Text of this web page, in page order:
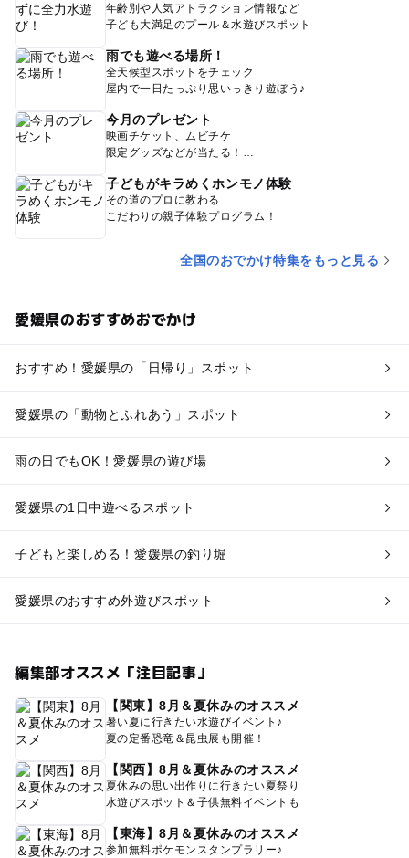
年齢別や人気アトラクション情報など
子ども大満足のプール＆水遊びスポット
雨でも遊べる場所！
全天候型スポットをチェック
屋内で一日たっぷり思いっきり遊ぼう♪
今月のプレゼント
映画チケット、ムビチケ
限定グッズなどが当たる！
子どもがキラめくホンモノ体験
その道のプロに教わる
こだわりの親子体験プログラム！
全国のおでかけ特集をもっと見る
愛媛県のおすすめおでかけ
おすすめ！愛媛県の「日帰り」スポット
愛媛県の「動物とふれあう」スポット
雨の日でもOK！愛媛県の遊び場
愛媛県の1日中遊べるスポット
子どもと楽しめる！愛媛県の釣り堀
愛媛県のおすすめ外遊びスポット
編集部オススメ「注目記事」
【関東】8月＆夏休みのオススメ
暑い夏に行きたい水遊びイベント♪
夏の定番恐竜＆昆虫展も開催！
【関西】8月＆夏休みのオススメ
夏休みの思い出作りに行きたい夏祭り
水遊びスポット＆子供無料イベントも
【東海】8月＆夏休みのオススメ
参加無料ポケモンスタンプラリー♪